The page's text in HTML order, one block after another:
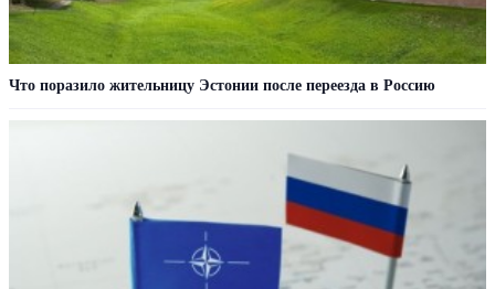
Что поразило жительницу Эстонии после переезда в Россию